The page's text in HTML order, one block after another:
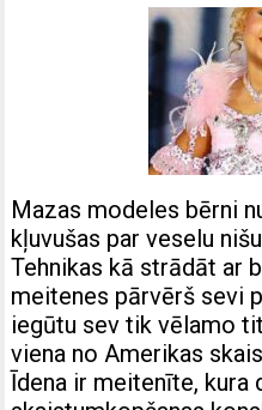
Mazas modeles bērni
kļuvušas par veselu
Tehnikas kā strādāt ar
meitenes pārvērš sevi
iegūtu sev tik vēlamo
viena no Amerikas
Īdena ir meitenīte, kura